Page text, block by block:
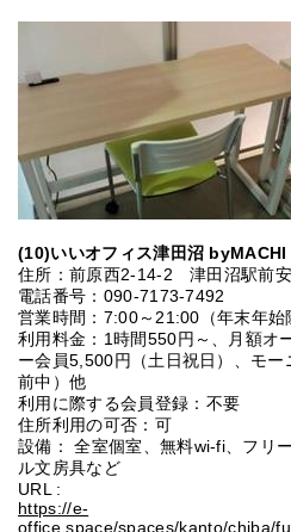
(10)いいオフィス津田沼 byMACHI
住所：前原西2‐14‐2 津田沼駅前
電話番号：090-7173-7492
営業時間：7:00～21:00（年末年始
利用料金：1時間550円～、月額オ
ー会員5,500円（土日祝日）、モ
前中）他
利用に際する会員登録：不要
住所利用の可否：可
設備： 全室個室、無料wi-fi、フリ
ル文房具など
URL :
https://e-
office.space/spaces/kanto/chiba/